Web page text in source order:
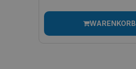
WARENKORB